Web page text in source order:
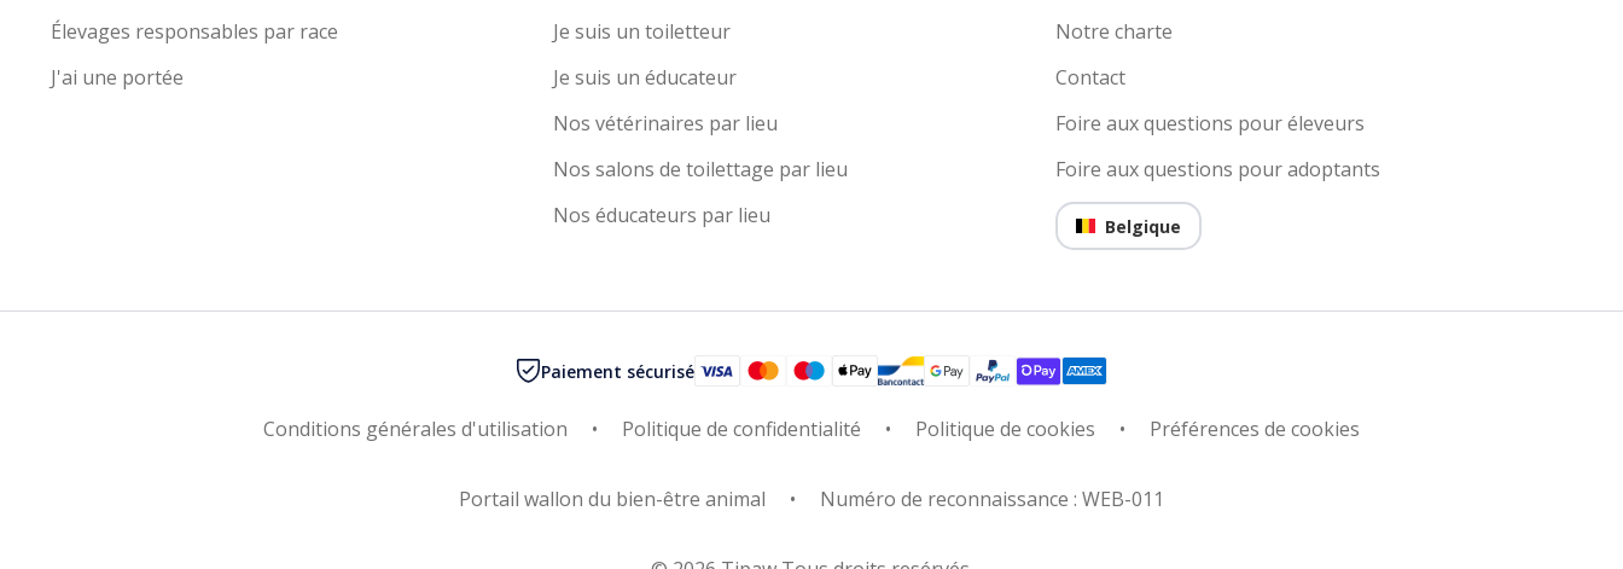
Élevages responsables par race
J'ai une portée
Je suis un toiletteur
Je suis un éducateur
Nos vétérinaires par lieu
Nos salons de toilettage par lieu
Nos éducateurs par lieu
Notre charte
Contact
Foire aux questions pour éleveurs
Foire aux questions pour adoptants
Belgique
Paiement sécurisé
Conditions générales d'utilisation Politique de confidentialité Politique de cookies Préférences de cookies
Portail wallon du bien-être animal Numéro de reconnaissance : WEB-011